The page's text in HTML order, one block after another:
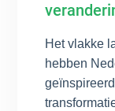
Het vlakke
hebben